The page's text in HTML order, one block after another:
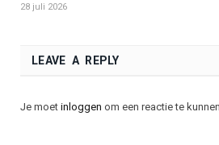
28 juli 2026
LEAVE A REPLY
Je moet inloggen om een reactie te